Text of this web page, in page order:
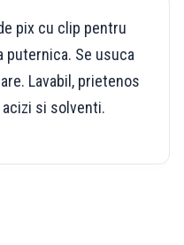
pix cu clip pentru
puternica. Se usuca
Lavabil, prietenos
si solventi.